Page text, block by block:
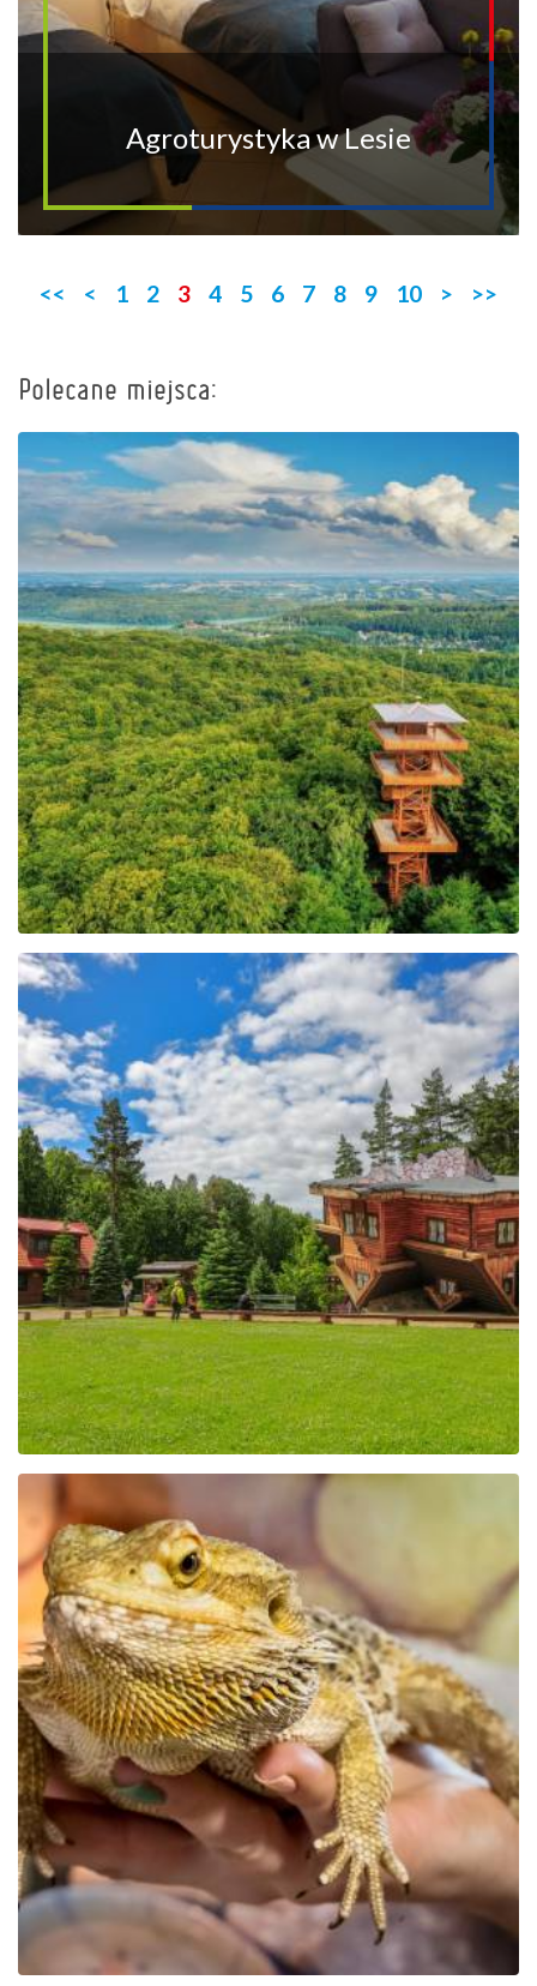
Agroturystyka w Lesie
<< < 1 2 3 4 5 6 7 8 9 10 > >>
+
−
Leaflet| ©OpenStreetMapcontributors
Polecane miejsca:
Wieża widokowa im.
Jana Pawła II na Wieżycy
Centrum Edukacji i
Promocji Regionu w
Szymbarku
Park Edukacyjny Zoo –
Egzotyczne Kaszuby w
Tuchlinie